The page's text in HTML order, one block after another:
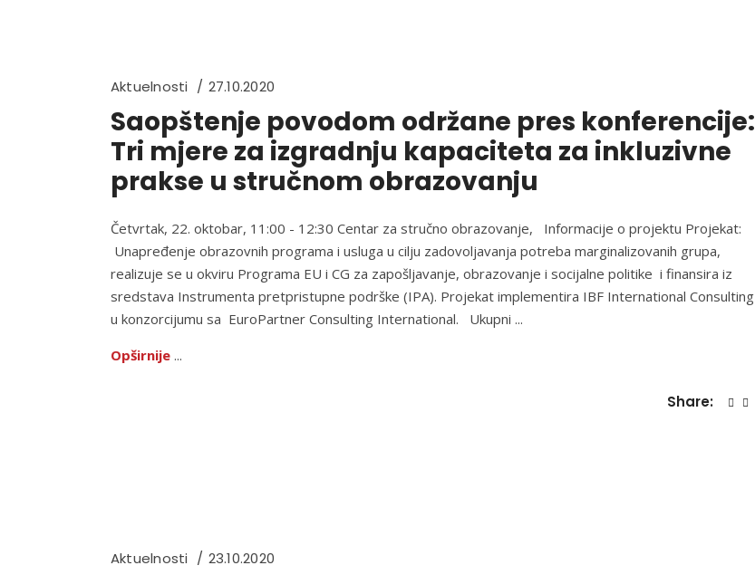
Aktuelnosti 27.10.2020
Saopštenje povodom održane pres konferencije:
Tri mjere za izgradnju kapaciteta za inkluzivne
prakse u stručnom obrazovanju
Četvrtak, 22. oktobar, 11:00 - 12:30 Centar za stručno obrazovanje, Informacije o projektu Projekat:
Unapređenje obrazovnih programa i usluga u cilju zadovoljavanja potreba marginalizovanih grupa,
realizuje se u okviru Programa EU i CG za zapošljavanje, obrazovanje i socijalne politike i finansira iz
sredstava Instrumenta pretpristupne podrške (IPA). Projekat implementira IBF International Consulting
u konzorcijumu sa EuroPartner Consulting International. Ukupni
Opširnije
Share:
Aktuelnosti 23.10.2020